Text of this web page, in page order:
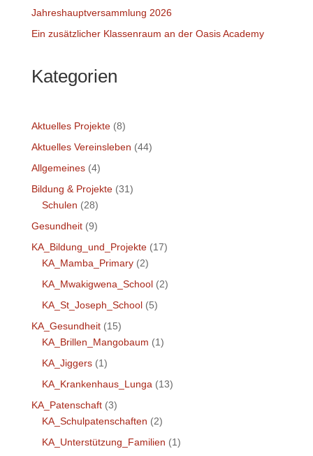
Jahreshauptversammlung 2026
Ein zusätzlicher Klassenraum an der Oasis Academy
Kategorien
Aktuelles Projekte(8)
Aktuelles Vereinsleben (44)
Allgemeines(4)
Bildung & Projekte(31)
Schulen (28)
Gesundheit(9)
KA_Bildung_und_Projekte(17)
KA_Mamba_Primary(2)
KA_Mwakigwena_School(2)
KA_St_Joseph_School(5)
KA_Gesundheit(15)
KA_Brillen_Mangobaum (1)
KA_Jiggers(1)
KA_Krankenhaus_Lunga (13)
KA_Patenschaft(3)
KA_Schulpatenschaften (2)
KA_Unterstützung_Familien (1)